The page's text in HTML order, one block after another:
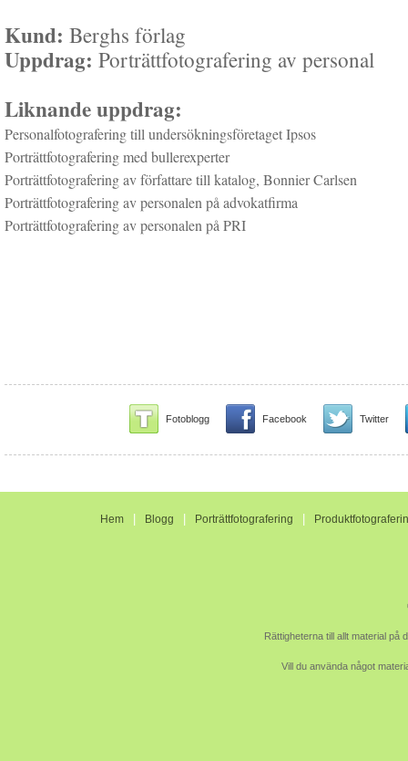
Kund: Berghs förlag
Uppdrag: Porträttfotografering av personal
Liknande uppdrag:
Personalfotografering till undersökningsföretaget Ipsos
Porträttfotografering med bullerexperter
Porträttfotografering av författare till katalog, Bonnier Carlsen
Porträttfotografering av personalen på advokatfirma
Porträttfotografering av personalen på PRI
Fotoblogg Facebook Twitter
Hem Blogg Porträttfotografering
Rättigheterna till allt material på
Vill du använda något